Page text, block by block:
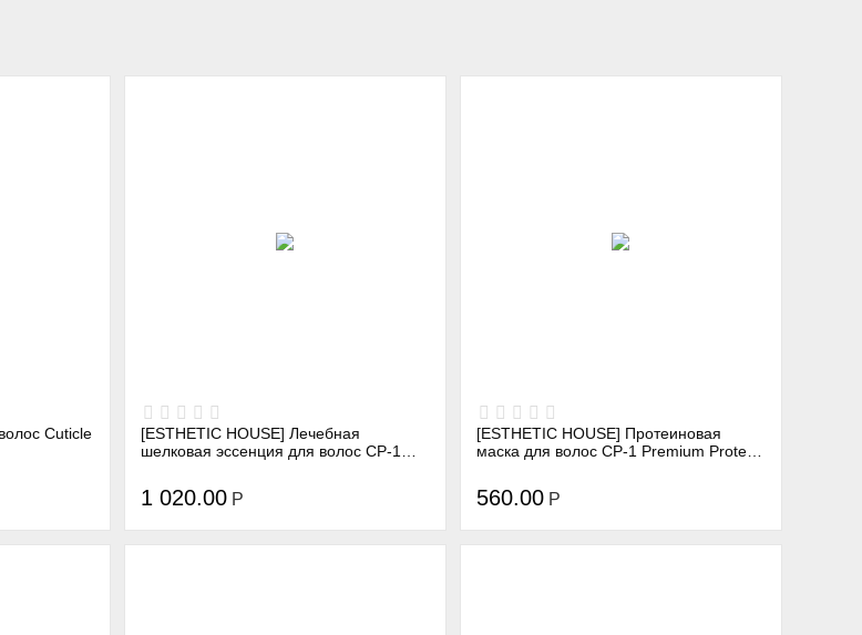
Cuticle
[ESTHETIC HOUSE] Лечебная
шелковая эссенция для волос CP-1
1 020.00 Р
[ESTHETIC HOUSE] Протеиновая
маска для волос CP-1 Premium Protein
560.00 Р